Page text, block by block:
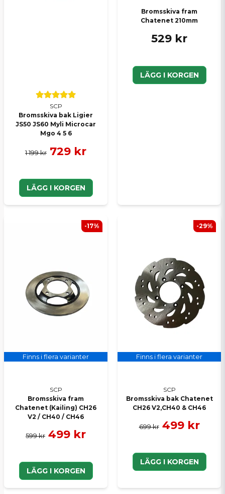
SCP
Bromsskiva bak Ligier
JS50 JS60 Myli Microcar
Mgo 4 5 6
1 199 kr 729 kr
LÄGG I KORGEN
Bromsskiva fram
Chatenet 210mm
529 kr
LÄGG I KORGEN
Finns i flera varianter
SCP
Bromsskiva fram
Chatenet (Kailing) CH26
V2 / CH40 / CH46
599 kr 499 kr
LÄGG I KORGEN
-17%
Finns i flera varianter
SCP
Bromsskiva bak Chatenet
CH26 V2,CH40 & CH46
699 kr 499 kr
LÄGG I KORGEN
-29%